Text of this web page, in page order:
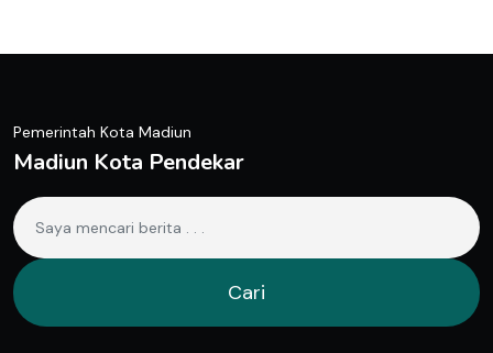
Pemerintah Kota Madiun
Madiun Kota Pendekar
Cari